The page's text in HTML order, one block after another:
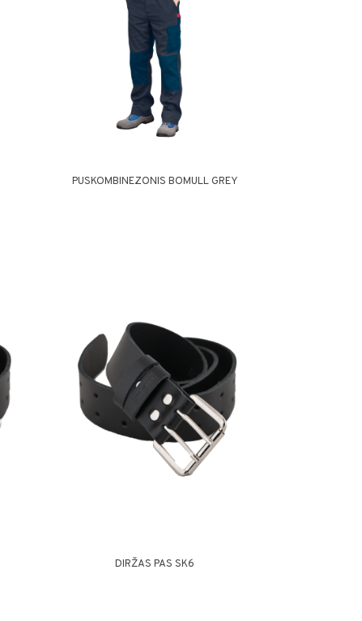
PUSKOMBINEZONIS BOMULL GREY
DIRŽAS PAS SK6